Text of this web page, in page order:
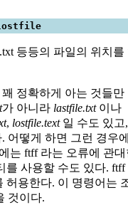
등등의 파일의 위치를
정확하게 아는 것들만
가 아니라 lastfile.txt이나
, lostfile.text일 수도 있고
어떻게 하면 그런 경우
는 ftff 라는 오류에 관대
를 사용할 수도 있다. ftff
용한다. 이 명령어는
것이다.